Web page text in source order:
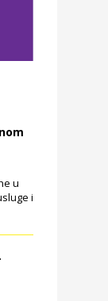
u
i